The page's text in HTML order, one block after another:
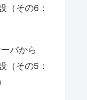
（その6：
バから
（その5：